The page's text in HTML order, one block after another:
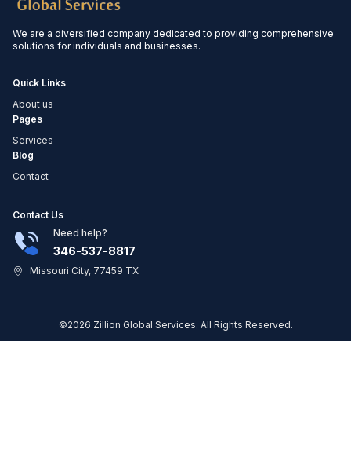
We are a diversified company dedicated to providing comprehensive
solutions for individuals and businesses.
Quick Links
About us
Pages
Services
Blog
Contact
Contact Us
Need help?
346-537-8817
Missouri City, 77459 TX
©2026 Zillion Global Services. All Rights Reserved.